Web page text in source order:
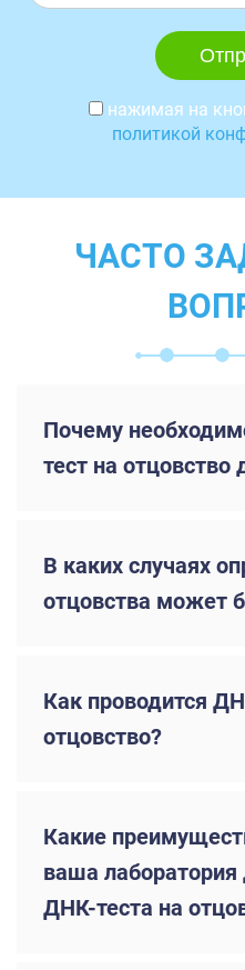
нажимая на
политикой
ЧАСТО
Почему
тест на отцовство
В каких случаях
отцовства может
Как проводится
отцовство?
Какие
ваша
ДНК-теста на